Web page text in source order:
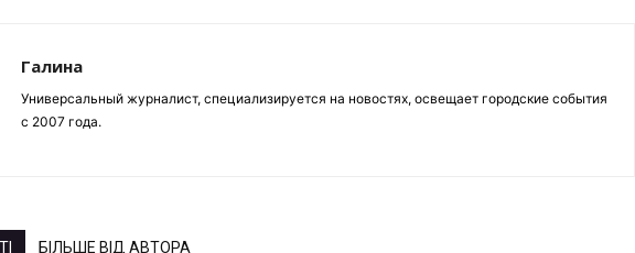
Галина
Универсальный журналист, специализируется на новостях, освещает городские события
с 2007 года.
БІЛЬШЕ ВІД АВТОРА